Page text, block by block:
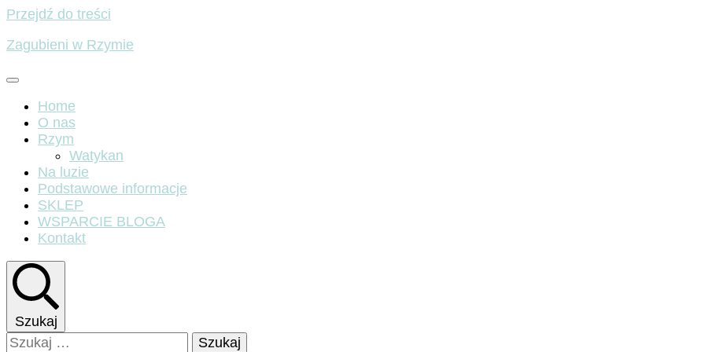
Przejdź do treści
Zagubieni w Rzymie
Home
O nas
Rzym
Watykan
Na luzie
Podstawowe informacje
SKLEP
WSPARCIE BLOGA
Kontakt
Szukaj
Szukaj: